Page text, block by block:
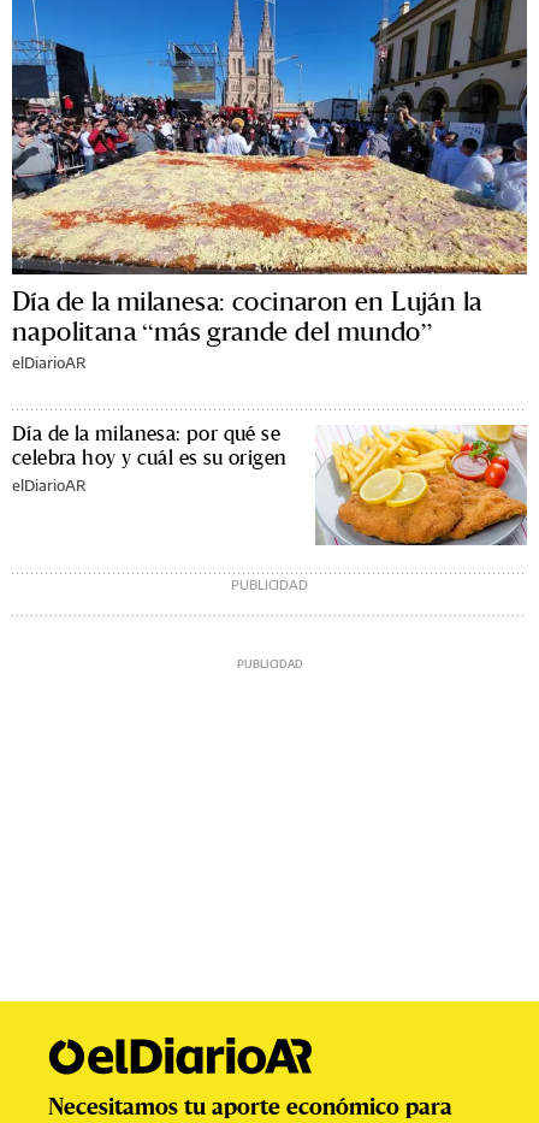
Día de la milanesa: cocinaron en Luján la
napolitana “más grande del mundo”
elDiarioAR
Día de la milanesa: por qué se
celebra hoy y cuál es su origen
elDiarioAR
Necesitamos tu aporte económico para